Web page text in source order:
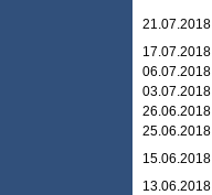
21.07.2018
17.07.2018
06.07.2018
03.07.2018
26.06.2018
25.06.2018
15.06.2018
13.06.2018